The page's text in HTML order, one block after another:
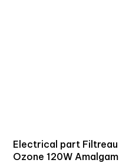
Electrical part Filtreau
Ozone 120W Amalgam